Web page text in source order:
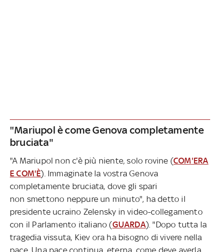
"Mariupol è come Genova completamente
bruciata"
"A Mariupol non c'è più niente, solo rovine (COM'ERA
E COM'È). Immaginate la vostra Genova
completamente bruciata, dove gli spari
non smettono neppure un minuto", ha detto il
presidente ucraino Zelensky in video-collegamento
con il Parlamento italiano (GUARDA). "Dopo tutta la
tragedia vissuta, Kiev ora ha bisogno di vivere nella
pace. Una pace continua, eterna, come deve averla